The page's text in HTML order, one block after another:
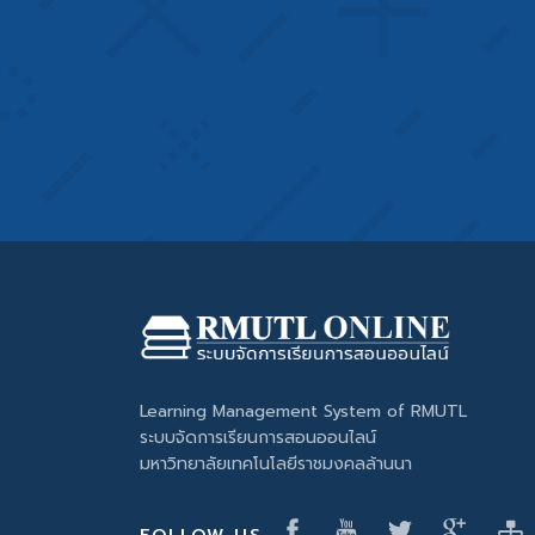
Learning Management System of RMUTL
ระบบจัดการเรียนการสอนออนไลน์
มหาวิทยาลัยเทคโนโลยีราชมงคลล้านนา